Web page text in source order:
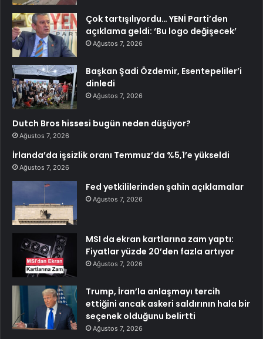
Çok tartışılıyordu… YENİ Parti’den
açıklama geldi: ‘Bu logo değişecek’
Ağustos 7, 2026
Başkan Şadi Özdemir, Esentepeliler’i
dinledi
Ağustos 7, 2026
Dutch Bros hissesi bugün neden düşüyor?
Ağustos 7, 2026
İrlanda’da işsizlik oranı Temmuz’da %5,1’e yükseldi
Ağustos 7, 2026
Fed yetkililerinden şahin açıklamalar
Ağustos 7, 2026
MSI da ekran kartlarına zam yaptı:
Fiyatlar yüzde 20’den fazla artıyor
Ağustos 7, 2026
Trump, İran’la anlaşmayı tercih
ettiğini ancak askeri saldırının hala bir
seçenek olduğunu belirtti
Ağustos 7, 2026